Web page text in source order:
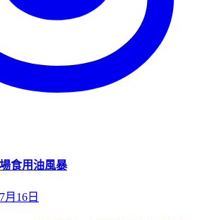
食用油風暴
月16日